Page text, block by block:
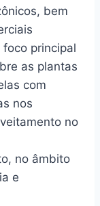
bem
principal
as plantas
com
nos
no
no âmbito
e